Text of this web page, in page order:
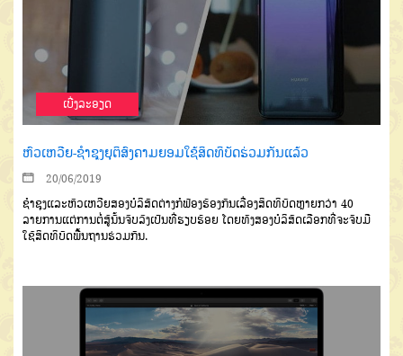
ເບີ່ງລະອຽດ
ຫົວເຫວີຍ-ຊຳຊຸງຍຸຕິສົງຄາມຍອມໃຊ້ສິດທິບັດຮ່ວມກັນແລ້ວ
20/06/2019
ຊຳຊຸງແລະຫົວເຫວີຍສອງບໍລິສັດຕ່າງກໍຟ້ອງຮ້ອງກັນເລື່ອງສິດທິບັດຫຼາຍກວ່າ 40
ລາຍການແຕ່ການຕໍ່ສູ້ນັ້ນຈົບລົງເປັນທີ່ຮຽບຮ້ອຍ ໂດຍທັງສອງບໍລິສັດເລືອກທີ່ຈະຈັບມື
ໃຊ້ສິດທິບັດພື້ນຖານຮ່ວມກັນ.